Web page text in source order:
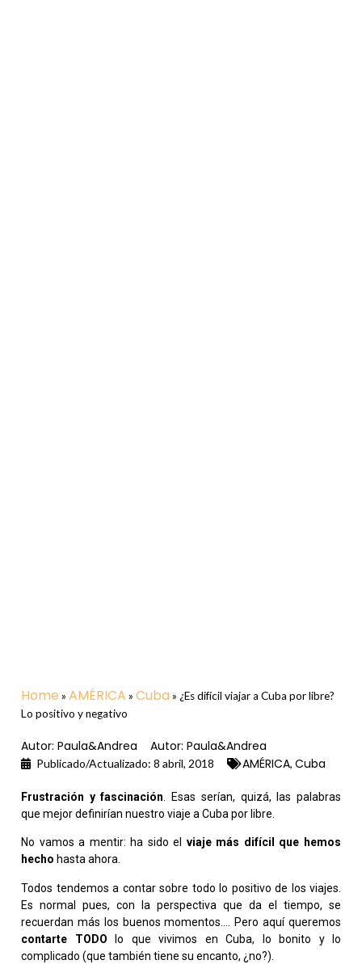
Home » AMÉRICA » Cuba » ¿Es difícil viajar a Cuba por libre?
Lo positivo y negativo
Autor: Paula&Andrea Autor: Paula&Andrea
Publicado/Actualizado: 8 abril, 2018 AMÉRICA, Cuba
Frustración y fascinación . Esas serían, quizá, las palabras
que mejor definirían nuestro viaje a Cuba por libre.
No vamos a mentir: ha sido el viaje más difícil que hemos
hecho hasta ahora.
Todos tendemos a contar sobre todo lo positivo de los viajes.
Es normal pues, con la perspectiva que da el tiempo, se
recuerdan más los buenos momentos…. Pero aquí queremos
contarte TODO lo que vivimos en Cuba, lo bonito y lo
complicado (que también tiene su encanto, ¿no?).